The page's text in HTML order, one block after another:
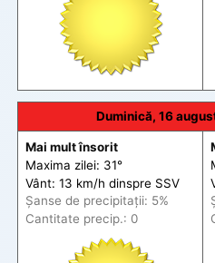
Duminică, 16
Mai mult însorit
Maxima zilei: 31°
Vânt: 13 km/h dinspre SSV
Șanse de precipitații: 5%
Cantitate precip.: 0